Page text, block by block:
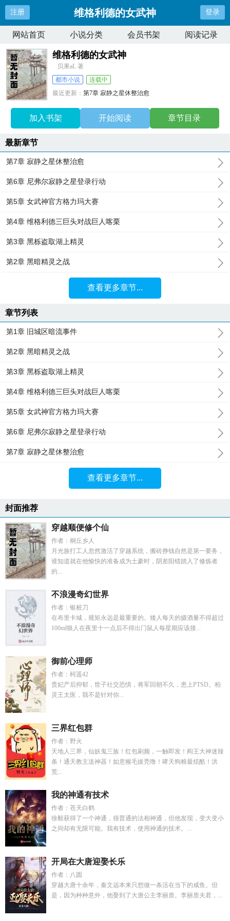
注册 维格利德的女武神 登录
网站首页 小说分类 会员书架 阅读记录
维格利德的女武神
贝果aL 著
都市小说
连载中
最近更新：第7章 寂静之星休整治愈
加入书架 开始阅读 章节目录
最新章节
第7章 寂静之星休整治愈
第6章 尼弗尔寂静之星登录行动
第5章 女武神官方格力玛大赛
第4章 维格利德三巨头对战巨人喀栗
第3章 黑栎盗取湖上精灵
第2章 黑暗精灵之战
查看更多章节...
章节列表
第1章 旧城区暗流事件
第2章 黑暗精灵之战
第3章 黑栎盗取湖上精灵
第4章 维格利德三巨头对战巨人喀栗
第5章 女武神官方格力玛大赛
第6章 尼弗尔寂静之星登录行动
第7章 寂静之星休整治愈
查看更多章节...
封面推荐
穿越顺便修个仙
作者：桐丘乡人
月光族打工人忽然激活了穿越系统，搬砖挣钱自然是第一要务，
谁知道就在他愉快的准备成为土豪时，阴差阳错踏入了修炼者
的...
不浪漫奇幻世界
作者：银桩刀
在布里卡城，规矩永远是最重要的。矮人每天的摄酒量不得超过
100ml狼人在夜里十一点后不得出门鼠人每星期应该接...
御前心理师
作者：柯遥42
贵妃产后抑郁，世子社交恐惧，将军回朝不久，患上PTSD。柏
灵王太医，我不是针对你...
三界红包群
作者：野火
天地人三界，仙妖鬼三族！红包刷频，一触即发！阎王大神迷辣
条！通天教主送神器！如意猴毛拔秃噜！哮天狗粮最炫酷！洪
荒...
我的神通有技术
作者：苍天白鹤
徐毅获得了一个神通，很普通的法相神通，但他发现，变大变小
之间却有无限可能。我有技术，使用神通的技术。...
开局在大唐迎娶长乐
作者：八圆
穿越大唐十余年，秦文远本来只想做一条活在当下的咸鱼。但
是，因为种种意外，他娶到了大唐公主李丽质。李丽质夫君，...